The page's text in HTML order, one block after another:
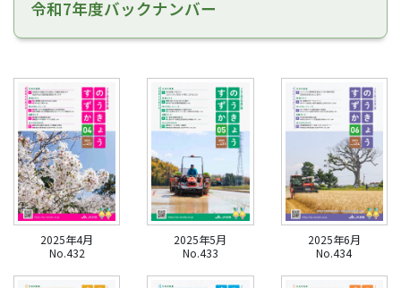
令和7年度バックナンバー
2025年4月
No.432
2025年5月
No.433
2025年6月
No.434